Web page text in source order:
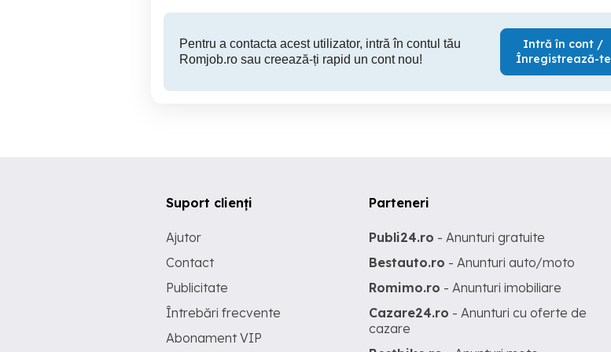
Pentru a contacta acest utilizator, intră în contul tău
Romjob.ro sau creează-ți rapid un cont nou!
Intră în cont /
Înregistrează-te
Suport clienți
Ajutor
Contact
Publicitate
Întrebări frecvente
Abonament VIP
Parteneri
Publi24.ro - Anunturi gratuite
Bestauto.ro - Anunturi auto/moto
Romimo.ro - Anunturi imobiliare
Cazare24.ro - Anunturi cu oferte de
cazare